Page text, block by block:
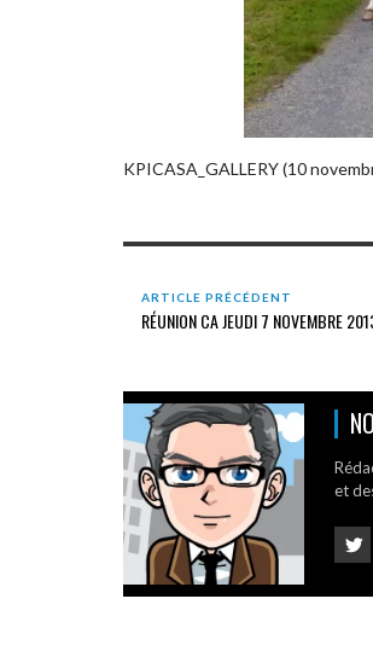
KPICASA_GALLERY (10
ARTICLE PRÉCÉDENT
RÉUNION CA JEUDI 7 NOVEMBRE
et